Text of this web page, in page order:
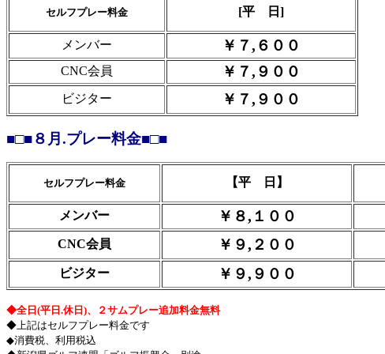
セルフプレー料金 [平 日]
メンバー ￥７,６００
CNC会員 ￥７,９００
ビジター ￥７,９００
■□■８月.プレー料金■□■
セルフプレー料金 【平 日】
メンバー ￥８,１００
CNC会員 ￥９,２００
ビジター ￥９,９００
◆全日(平日.休日)、２サムプレー追加料金無料
◆上記はセルフプレー料金です
◆消費税、利用税込